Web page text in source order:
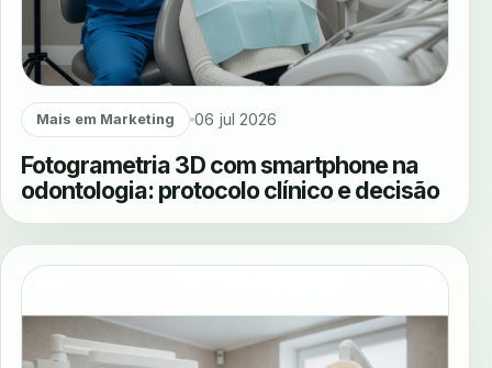
Mais em Marketing 06 jul 2026
Fotogrametria 3D com smartphone na
odontologia: protocolo clínico e decisão